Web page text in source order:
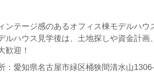
ンテージ感のあるオフィス棟モデルハウ
ルハウス見学後は、土地探しや資金計
歓迎！
：愛知県名古屋市緑区桶狭間清水山